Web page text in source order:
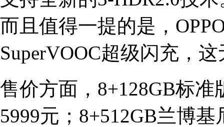
而且值得一提的是，
SuperVOOC超级闪充，
售价方面，8+128GB标准
5999元；8+512GB兰博基